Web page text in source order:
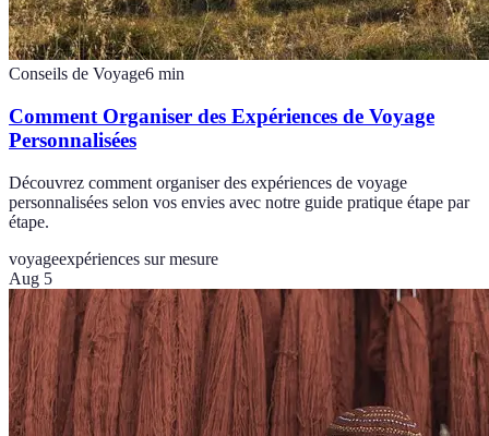
Conseils de Voyage6 min
Comment Organiser des Expériences de Voyage
Personnalisées
Découvrez comment organiser des expériences de voyage
personnalisées selon vos envies avec notre guide pratique étape par
étape.
voyageexpériences sur mesure
Aug 5